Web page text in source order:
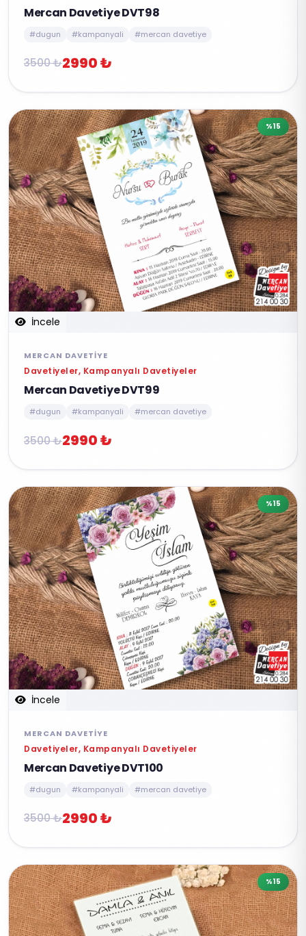
Mercan Davetiye DVT98
#dugun #kampanyali #mercan davetiye
3500 ₺2990 ₺
İncele
%15
MERCAN DAVETIYE
Davetiyeler, Kampanyalı Davetiyeler
Mercan Davetiye DVT99
#dugun #kampanyali #mercan davetiye
3500 ₺2990 ₺
İncele
%15
MERCAN DAVETIYE
Davetiyeler, Kampanyalı Davetiyeler
Mercan Davetiye DVT100
#dugun #kampanyali #mercan davetiye
3500 ₺2990 ₺
%15